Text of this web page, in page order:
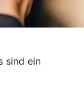
sind ein